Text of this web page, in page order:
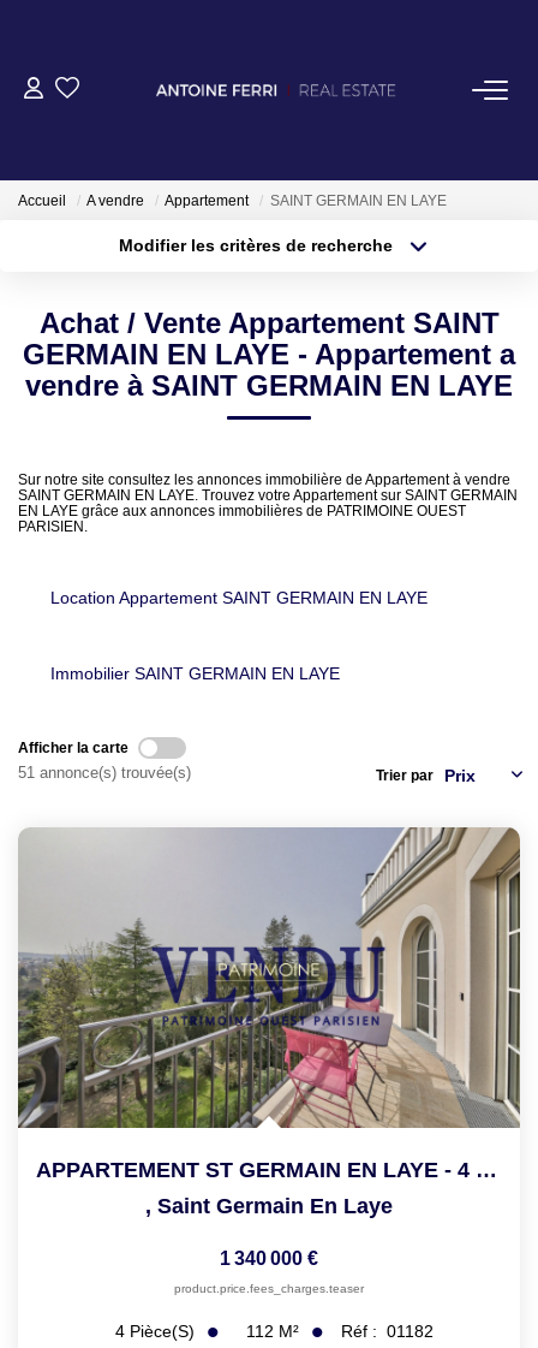
OFF MARKET
NORMANDIE/LA BAULE
BRETAGNE
NOTRE AGENCE
EN
Accueil A vendre Appartement SAINT GERMAIN EN LAYE
Modifier les critères de recherche
Type de bien
Budget max Plus de critères
Achat / Vente Appartement SAINT
GERMAIN EN LAYE - Appartement a
vendre à SAINT GERMAIN EN LAYE
Sur notre site consultez les annonces immobilière de Appartement à vendre
SAINT GERMAIN EN LAYE. Trouvez votre Appartement sur SAINT GERMAIN
EN LAYE grâce aux annonces immobilières de PATRIMOINE OUEST
PARISIEN.
Location Appartement SAINT GERMAIN EN LAYE
Immobilier SAINT GERMAIN EN LAYE
Afficher la carte
51 annonce(s) trouvée(s) Trier par
APPARTEMENT ST GERMAIN EN LAYE - 4 Pièce(s) - 111.94 M2
, Saint Germain En Laye
1 340 000 €
product.price.fees_charges.teaser
4 Pièce(s) 112 M² Réf : 01182